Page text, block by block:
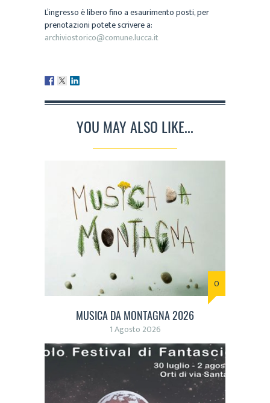
L’ingresso è libero fino a esaurimento posti, per
prenotazioni potete scrivere a:
archiviostorico@comune.lucca.it
YOU MAY ALSO LIKE...
0
MUSICA DA MONTAGNA 2026
1 Agosto 2026